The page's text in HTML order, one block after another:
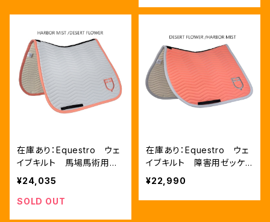
在庫あり：Equestro ウェ
イブキルト 馬場馬術用ゼ
ッケン 2色 FULLサイズ
のみ（ETH09066）
¥24,035
SOLD OUT
在庫あり：Equestro ウェ
イブキルト 障害用ゼッケ
ン 3色 FULLサイズのみ
（ETH09060）
¥22,990